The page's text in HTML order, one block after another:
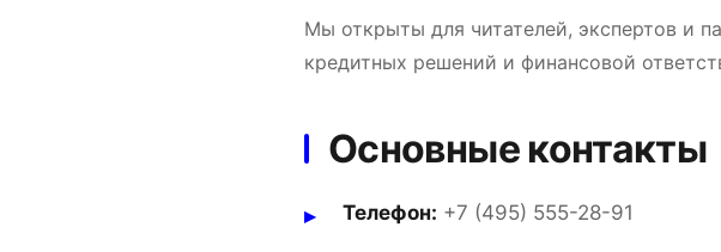
Мы открыты для читателей, экспертов и
кредитных решений и финансовой
Основные контакты
Телефон: +7 (495) 555-28-91